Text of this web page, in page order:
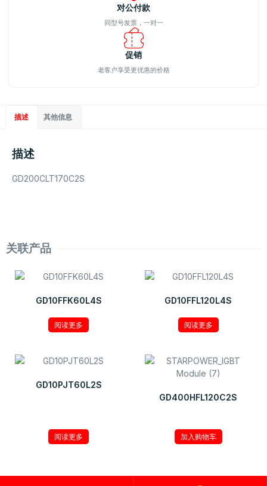
对公付款
同型号发票，一对一
促销
老客户享受更优惠的价格
描述 其他信息
描述
GD200CLT170C2S
关联产品
GD10FFK60L4S
阅读更多
GD10FFL120L4S
阅读更多
GD10PJT60L2S
阅读更多
GD400HFL120C2S
加入购物车